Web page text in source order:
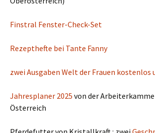
Finstral Fenster-Check-Set
Rezepthefte bei Tante Fanny
zwei Ausgaben Welt der Frauen kostenlos
Jahresplaner 2025 von der
Österreich